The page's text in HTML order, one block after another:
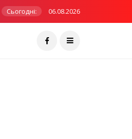
Сьогодні: 06.08.2026